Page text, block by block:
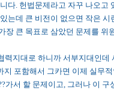
다. 헌법문제라고 자꾸 나오
는데 큰 비전이 없으면 작은
장 큰 목표로 삼았던 문제를 위
력지대로 하니까 서부지대인
지 포함해서 그카면 이제 실무
가서 할 문제이고, 그러나 이